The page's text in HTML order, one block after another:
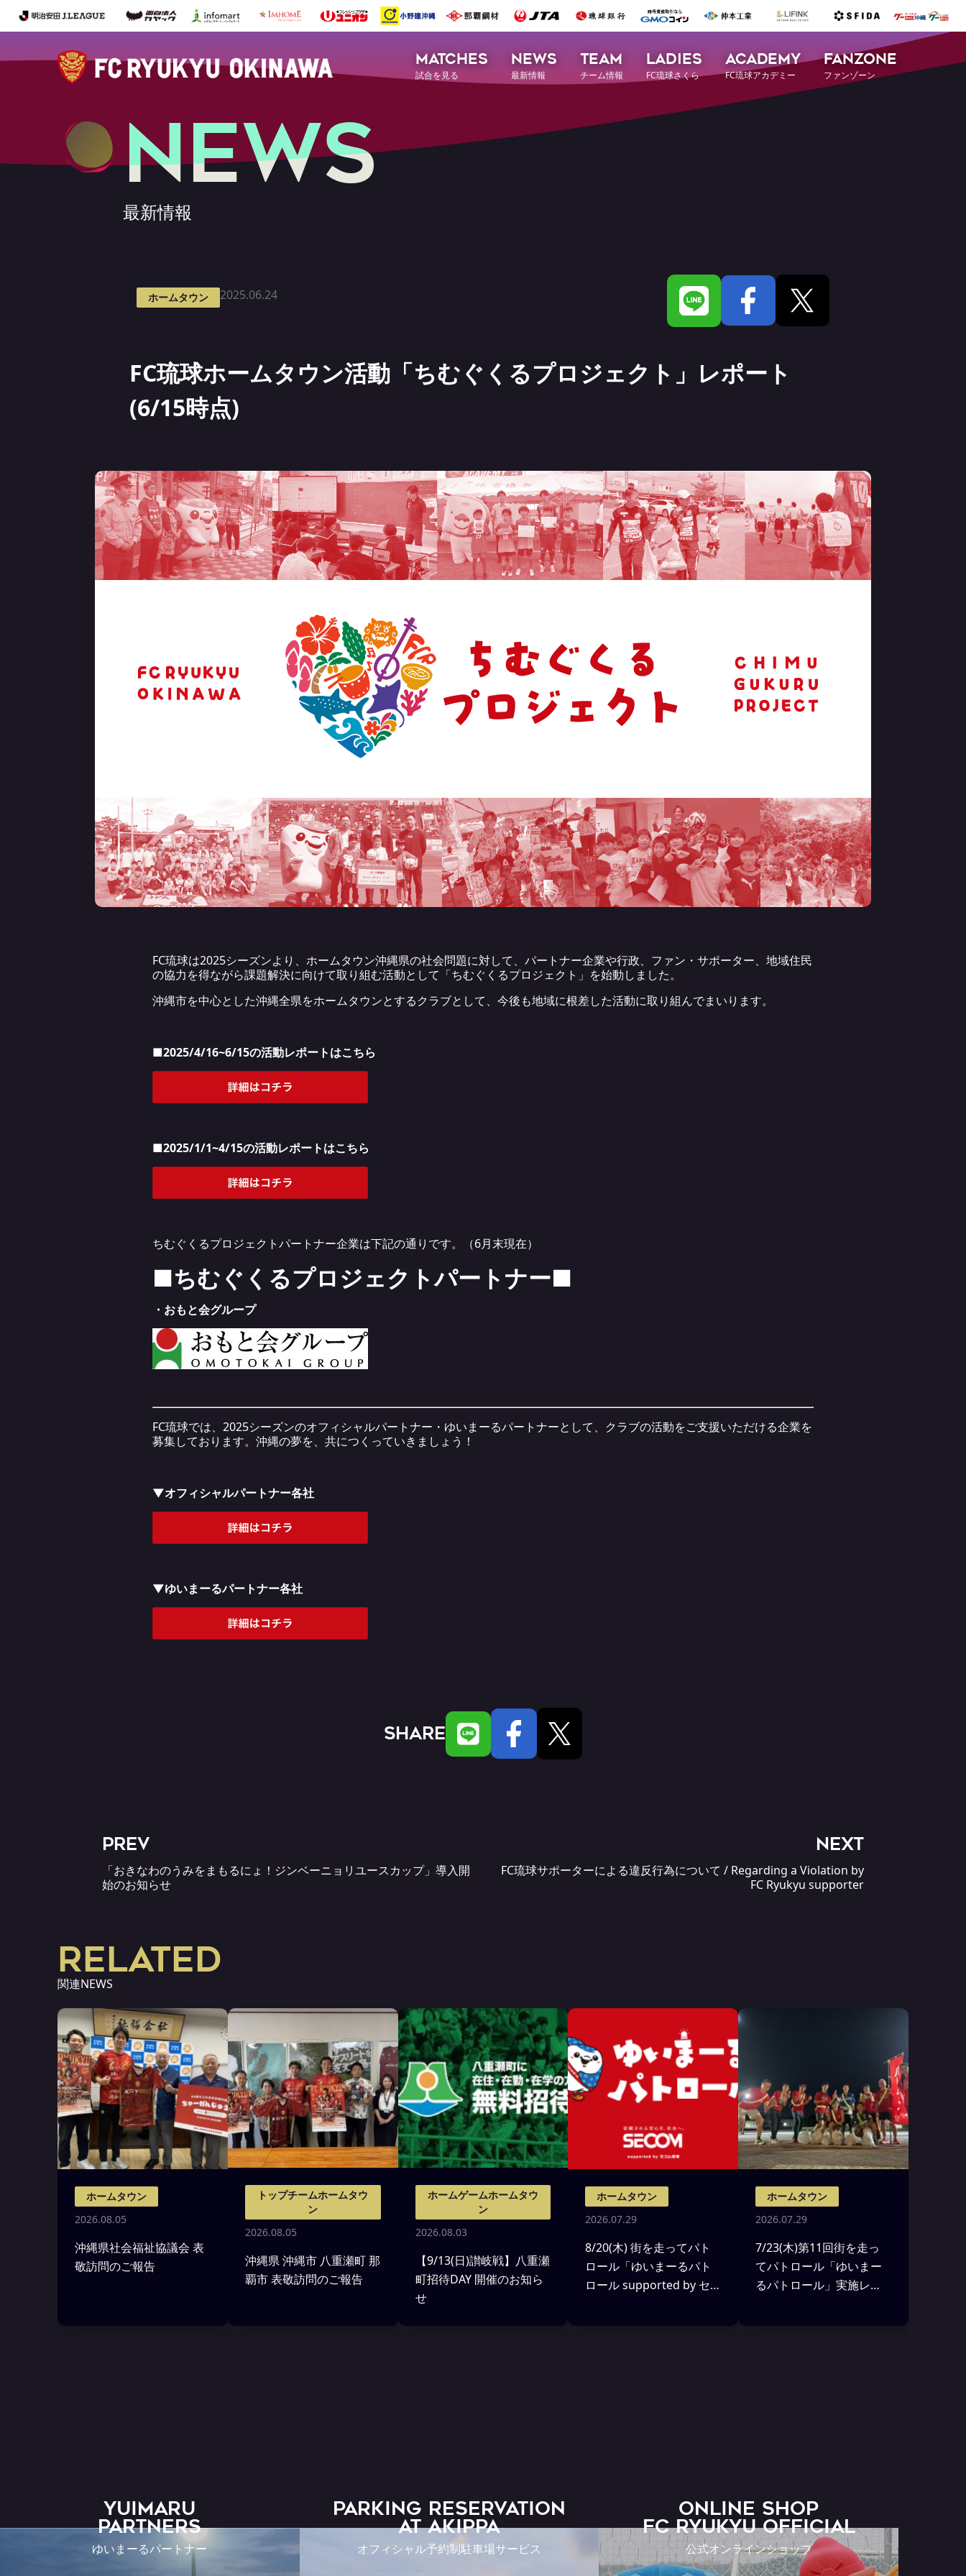
MATCHES
試合を見る
NEWS
最新情報
TEAM
チーム情報
LADIES
FC琉球さくら
ACADEMY
FC琉球アカデミー
FANZONE
ファンゾーン
NEWS
最新情報
ホームタウン 2025.06.24
FC琉球ホームタウン活動「ちむぐくるプロジェクト」レポート
(6/15時点)
FC琉球は2025シーズンより、ホームタウン沖縄県の社会問題に対して、パートナー企業や行政、ファン・サポーター、地域住民
の協力を得ながら課題解決に向けて取り組む活動として「ちむぐくるプロジェクト」を始動しました。
沖縄市を中心とした沖縄全県をホームタウンとするクラブとして、今後も地域に根差した活動に取り組んでまいります。
■2025/4/16~6/15の活動レポートはこちら
■2025/1/1~4/15の活動レポートはこちら
ちむぐくるプロジェクトパートナー企業は下記の通りです。（6月末現在）
■ちむぐくるプロジェクトパートナー■
・おもと会グループ
FC琉球では、2025シーズンのオフィシャルパートナー・ゆいまーるパートナーとして、クラブの活動をご支援いただける企業を
募集しております。沖縄の夢を、共につくっていきましょう！
▼オフィシャルパートナー各社
▼ゆいまーるパートナー各社
SHARE
PREV
「おきなわのうみをまもるにょ！ジンベーニョリユースカップ」導入開
始のお知らせ
NEXT
FC琉球サポーターによる違反行為について / Regarding a Violation by
FC Ryukyu supporter
RELATED
関連NEWS
ホームタウン
2026.08.05
沖縄県社会福祉協議会 表
敬訪問のご報告
トップチームホームタウ
ン
2026.08.05
沖縄県 沖縄市 八重瀬町 那
覇市 表敬訪問のご報告
ホームゲームホームタウ
ン
2026.08.03
【9/13(日)讃岐戦】八重瀬
町招待DAY 開催のお知ら
せ
ホームタウン
2026.07.29
8/20(木) 街を走ってパト
ロール「ゆいまーるパト
ロール supported by セ
ホームタウン
2026.07.29
7/23(木)第11回街を走っ
てパトロール「ゆいまー
るパトロール」実施レポ
YUIMARU
Partners
ゆいまーるパートナー
PARKING RESERVATION
AT Akippa
オフィシャル予約制駐車場サービス
ONLINE SHOP
FC RYUKYU OFFICIAL
公式オンラインショップ